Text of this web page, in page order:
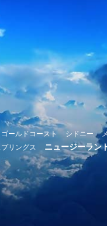
ゴールドコースト シドニー
リングス ニュージーラン